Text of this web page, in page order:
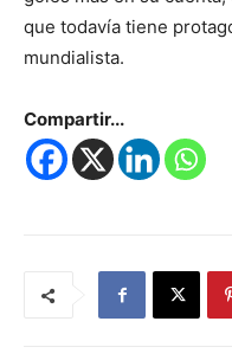
que todavía tiene
mundialista.
Compartir...